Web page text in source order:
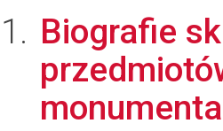
Biografie